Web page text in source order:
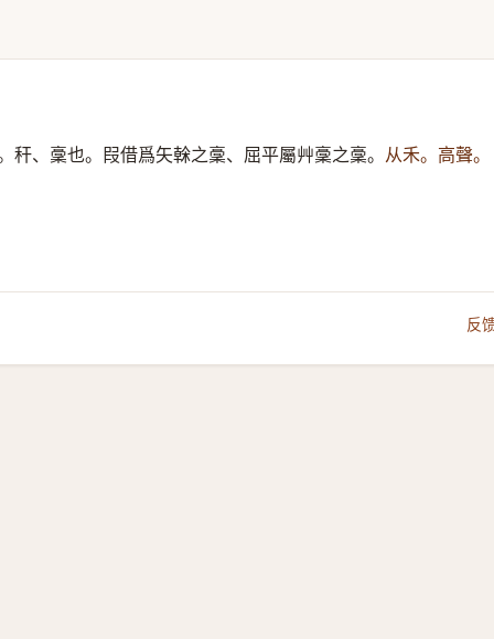
秆、稾也。叚借爲矢榦之稾、屈平屬艸稾之稾。 从禾。高聲。
反